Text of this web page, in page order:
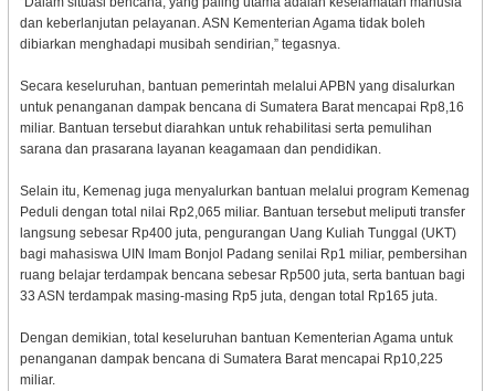
dan keberlanjutan pelayanan. ASN Kementerian Agama tidak boleh
dibiarkan menghadapi musibah sendirian,” tegasnya.
Secara keseluruhan, bantuan pemerintah melalui APBN yang disalurkan
untuk penanganan dampak bencana di Sumatera Barat mencapai Rp8,16
miliar. Bantuan tersebut diarahkan untuk rehabilitasi serta pemulihan
sarana dan prasarana layanan keagamaan dan pendidikan.
Selain itu, Kemenag juga menyalurkan bantuan melalui program Kemenag
Peduli dengan total nilai Rp2,065 miliar. Bantuan tersebut meliputi transfer
langsung sebesar Rp400 juta, pengurangan Uang Kuliah Tunggal (UKT)
bagi mahasiswa UIN Imam Bonjol Padang senilai Rp1 miliar, pembersihan
ruang belajar terdampak bencana sebesar Rp500 juta, serta bantuan bagi
33 ASN terdampak masing-masing Rp5 juta, dengan total Rp165 juta.
Dengan demikian, total keseluruhan bantuan Kementerian Agama untuk
penanganan dampak bencana di Sumatera Barat mencapai Rp10,225
miliar.